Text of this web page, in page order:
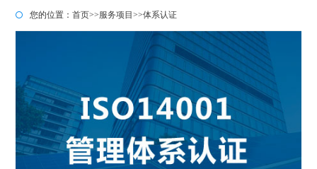
您的位置：首页>>服务项目>>体系认证